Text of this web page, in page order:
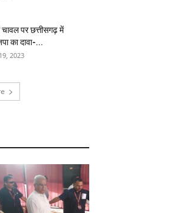
पर छत्तीसगढ़ में
का दावा-...
2023